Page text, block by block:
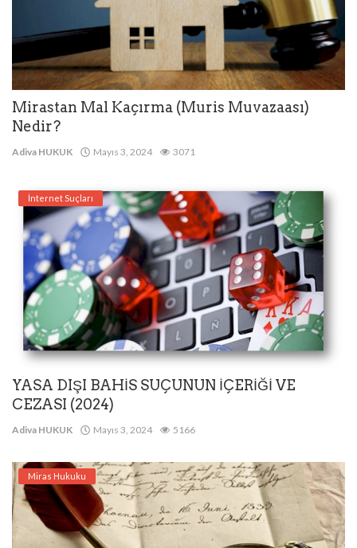
Mirastan Mal Kaçırma (Muris Muvazaası)
Nedir?
Adiva HUKUK Mayıs 3, 2024 3071
İnternet Suçları
YASA DIŞI BAHİS SUÇUNUN İÇERİĞİ VE
CEZASI (2024)
Adiva HUKUK Mayıs 3, 2024 5166
Miras Hukuku